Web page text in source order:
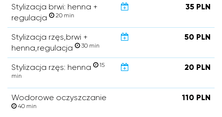
Stylizacja brwi: henna +
regulacja
20 min
35 PLN
Stylizacja rzęs,brwi +
henna,regulacja
30 min
50 PLN
Stylizacja rzęs: henna
15
min
20 PLN
Wodorowe oczyszczanie
40 min
110 PLN